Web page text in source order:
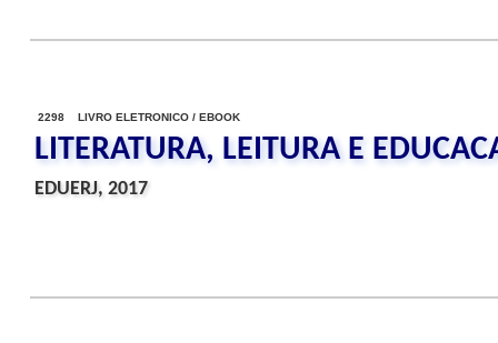
2298 LIVRO ELETRONICO / EBOOK
LITERATURA, LEITURA E
EDUERJ, 2017